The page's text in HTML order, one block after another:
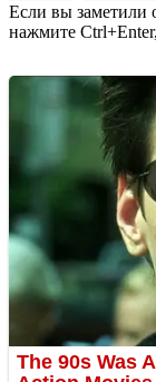
Если вы заметили
нажмите